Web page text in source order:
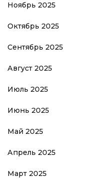
Ноябрь 2025
Октябрь 2025
Сентябрь 2025
Август 2025
Июль 2025
Июнь 2025
Май 2025
Апрель 2025
Март 2025